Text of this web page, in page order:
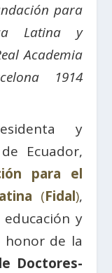
para
Latina y
Academia
1914
y
Ecuador,
para el
(Fidal),
y
honor de la
Doctores-